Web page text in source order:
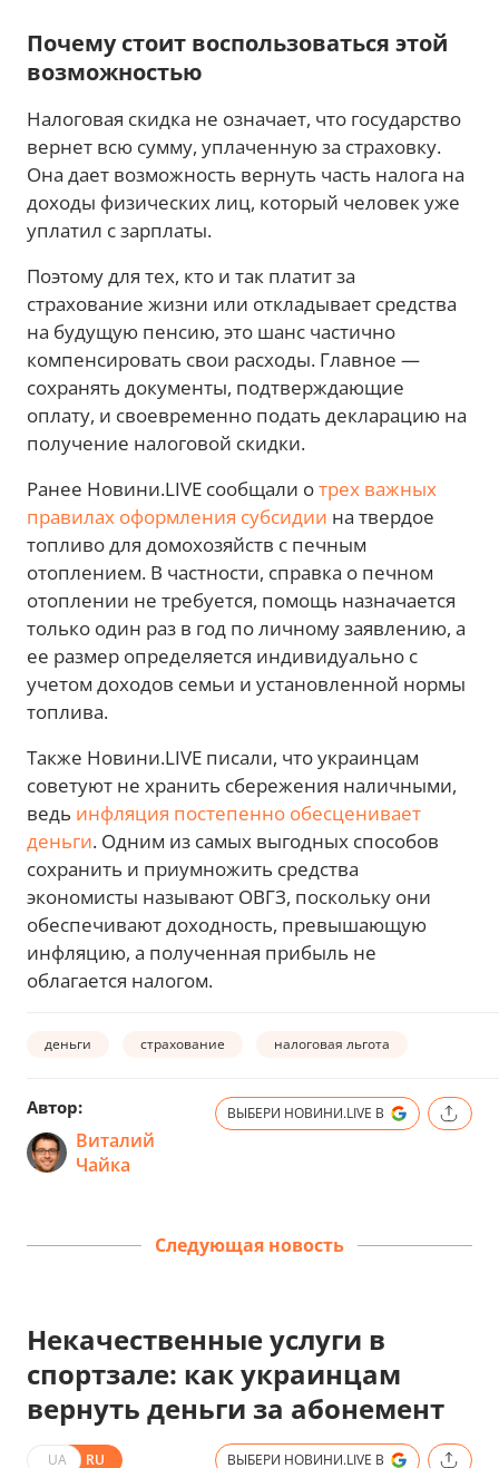
Почему стоит воспользоваться этой
возможностью
Налоговая скидка не означает, что государство
вернет всю сумму, уплаченную за страховку.
Она дает возможность вернуть часть налога на
доходы физических лиц, который человек уже
уплатил с зарплаты.
Поэтому для тех, кто и так платит за
страхование жизни или откладывает средства
на будущую пенсию, это шанс частично
компенсировать свои расходы. Главное —
сохранять документы, подтверждающие
оплату, и своевременно подать декларацию на
получение налоговой скидки.
Ранее Новини.LIVE сообщали отрех важных
правилах оформления субсидии на твердое
топливо для домохозяйств с печным
отоплением. В частности, справка о печном
отоплении не требуется, помощь назначается
только один раз в год по личному заявлению, а
ее размер определяется индивидуально с
учетом доходов семьи и установленной нормы
топлива.
Также Новини.LIVE писали, что украинцам
советуют не хранить сбережения наличными,
ведь инфляция постепенно обесценивает
деньги. Одним из самых выгодных способов
сохранить и приумножить средства
экономисты называют ОВГЗ, поскольку они
обеспечивают доходность, превышающую
инфляцию, а полученная прибыль не
облагается налогом.
деньги страхование налоговая льгота
Автор:
Виталий
Чайка
ВЫБЕРИ НОВИНИ.LIVE В
Следующая новость
Некачественные услуги в
спортзале: как украинцам
вернуть деньги за абонемент
UA RU ВЫБЕРИ НОВИНИ.LIVE В